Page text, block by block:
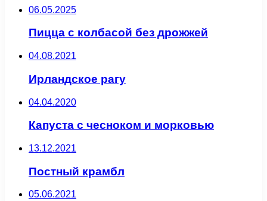
06.05.2025
Пицца с колбасой без дрожжей
04.08.2021
Ирландское рагу
04.04.2020
Капуста с чесноком и морковью
13.12.2021
Постный крамбл
05.06.2021